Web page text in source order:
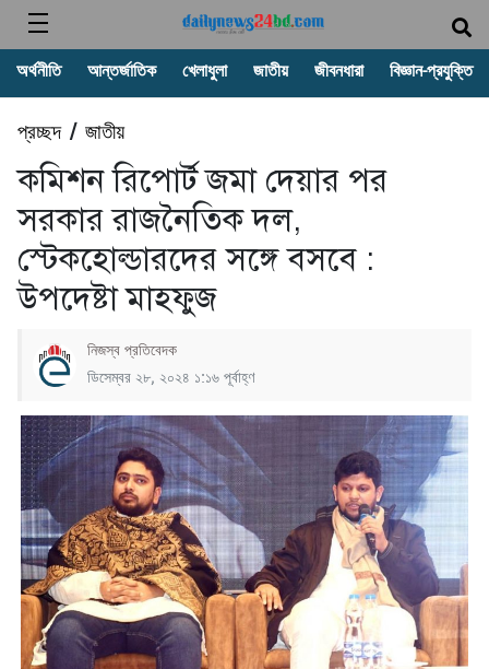
অর্থনীতি আন্তর্জাতিক খেলাধুলা জাতীয় জীবনধারা বিজ্ঞান-প্রযুক্তি
প্রচ্ছদ/ জাতীয়
কমিশন রিপোর্ট জমা দেয়ার পর
সরকার রাজনৈতিক দল,
স্টেকহোল্ডারদের সঙ্গে বসবে :
উপদেষ্টা মাহফুজ
নিজস্ব প্রতিবেদক
ডিসেম্বর ২৮, ২০২৪ ১:১৬ পূর্বাহ্ণ